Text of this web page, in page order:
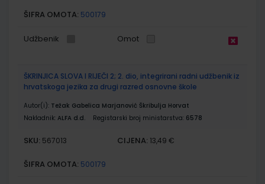
ŠIFRA OMOTA: 500179
Udžbenik Omot
ŠKRINJICA SLOVA I RIJEČI 2; 2. dio, integrirani radni udžbenik iz
hrvatskoga jezika za drugi razred osnovne škole
Autor(i): Težak Gabelica Marjanović Škribulja Horvat
Nakladnik: ALFA d.d. Registarski broj ministarstva: 6578
SKU: 567013 CIJENA: 13,49 €
ŠIFRA OMOTA: 500179